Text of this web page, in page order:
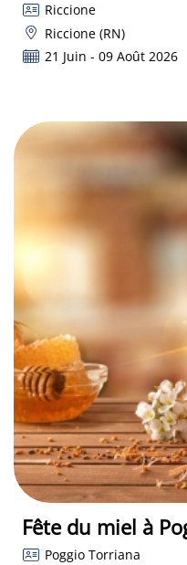
Riccione
Riccione (RN)
21 Juin - 09 Août 2026
Fête du miel à
Poggio Torriana